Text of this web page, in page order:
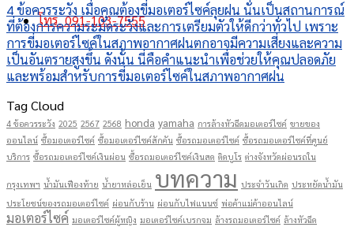
โทร. 091-103-7555
4 ข้อควรระวัง เมื่อคุณต้องขี่มอเตอร์ไซค์ลุยฝน นั่นเป็นสถานการณ์
ที่ต้องการความระมัดระวังและการเตรียมตัวให้ดีกว่าทั่วไป เพราะ
การขี่มอเตอร์ไซค์ในสภาพอากาศฝนตกอาจมีความเสี่ยงและความ
เป็นอันตรายสูงขึ้น ดังนั้น นี่คือคำแนะนำเพื่อช่วยให้คุณปลอดภัย
และพร้อมสำหรับการขี่มอเตอร์ไซค์ในสภาพอากาศฝน
Tag Cloud
4 ข้อควรระวัง 2025 2567 2568 honda yamaha การล้างหัวฉีดมอเตอร์ไซค์ ขายของ
ออนไลน์ ซื้อมอเตอร์ไซค์ ซื้อมอเตอร์ไซค์สักคัน ซื้อรถมอเตอร์ไซค์ ซื้อรถมอเตอร์ไซค์ที่ศูนย์
บริการ ซื้อรถมอเตอร์ไซค์เงินผ่อน ซื้อรถมอเตอร์ไซค์เงินสด ติดบูโร ต่างจังหวัดผ่อนรถใน
กรุงเทพฯ น้ำมันเฟืองท้าย น้ำยาหล่อเย็น บทความ ประจำวันเกิด ประหยัดน้ำมัน
ประโยชน์ของรถมอเตอร์ไซค์ ผ่อนกับร้าน ผ่อนกับไฟแนนซ์ พ่อค้าแม่ค้าออนไลน์
มอเตอร์ไซค์ มอเตอร์ไซค์ผู้หญิง มอเตอร์ไซค์เบรกจม ล้างรถมอเตอร์ไซค์ ล้างหัวฉีด